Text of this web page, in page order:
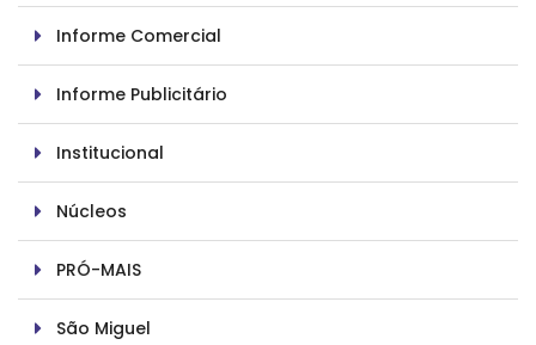
Informe Comercial
Informe Publicitário
Institucional
Núcleos
PRÓ-MAIS
São Miguel